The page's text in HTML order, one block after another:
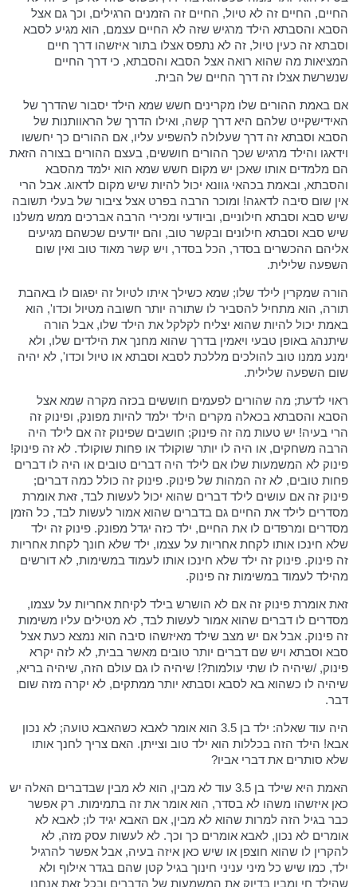
החיים, החיים זה לא טיול, החיים זה הזמנים הרגילים, וכך גם אצל
הסבא והסבתא הילד מרגיש שזה לא החיים עצמם, הוא מגיע לסבא
וסבתא זה כעין טיול, זה לא נתפס אצלו בתור איזשהו דרך חיים
המציאות מה שהוא רואה אצל הסבא והסבתא, כי דרך החיים
שנשרשת אצלו זה דרך החיים של הבית.
אם באמת ההורים שלו מקרינים חשש שמא הילד יסבור שהדרך של
האידישקייט שלהם היא דרך קשה, ואילו הדרך של הראוותנות של
הסבא וסבתא זה דרך שעלולה להשפיע עליו, אם ההורים כך יחששו
וידאגו והילד מרגיש שכך ההורים חוששים, בעצם ההורים בצורה הזאת
הם מלמדים אותו שאכן יש מקום חשש שמא הוא ילמד מהסבא
והסבתא, ובאמת בכהאי גוונא יכול להיות שיש מקום לדאוג. אבל הרי
אין שום סיבה לדאגה! ומוכר הרבה בפרט אצל ציבור של בעלי תשובה
שיש סבא וסבתא חילוניים, וביודעי ומכירי הרבה אברכים ממש משלנו
שיש סבא וסבתא חילונים ובקשר טוב, והם יודעים שכשהם מגיעים
אליהם ההכשרים בסדר, הכל בסדר, ויש קשר מאוד טוב ואין שום
השפעה שלילית.
הורה שמקרין לילד שלו; שמא כשילך איתו לטיול זה יפגום לו באהבת
תורה, הוא מתחיל להסביר לו שתורה יותר חשובה מטיול וכדו', הוא
באמת יכול להיות שהוא יצליח לקלקל את הילד שלו, אבל הורה
שיתנהג באופן טבעי ויאמין בדרך שהוא מחנך את הילדים שלו, ולא
ימנע ממנו טוב להולכים מללכת לסבא וסבתא או טיול וכדו', לא יהיה
שום השפעה שלילית.
ראוי לדעת; מה שהורים לפעמים חוששים בכזה מקרה שמא אצל
הסבא והסבתא בכאלה מקרים הילד ילמד להיות מפונק, ופינוק זה
הרי בעיה! יש טעות מה זה פינוק; חושבים שפינוק זה אם לילד היה
הרבה משחקים, או היה לו יותר שוקולד או פחות שוקולד. לא זה פינוק!
פינוק לא המשמעות שלו אם לילד היה דברים טובים או היה לו דברים
פחות טובים, לא זה המהות של פינוק. פינוק זה כולל כמה דברים;
פינוק זה אם עושים לילד דברים שהוא יכול לעשות לבד, זאת אומרת
מסדרים לילד את החיים גם בדברים שהוא אמור לעשות לבד, כל הזמן
מסדרים ומרפדים לו את החיים, ילד כזה יגדל מפונק. פינוק זה ילד
שלא חינכו אותו לקחת אחריות על עצמו, ילד שלא חונך לקחת אחריות
זה פינוק. פינוק זה ילד שלא חינכו אותו לעמוד במשימות, לא דורשים
מהילד לעמוד במשימות זה פינוק.
זאת אומרת פינוק זה אם לא הושרש בילד לקיחת אחריות על עצמו,
מסדרים לו דברים שהוא אמור לעשות לבד, לא מטילים עליו משימות
זה פינוק. אבל אם יש מצב שילד מאיזשהו סיבה הוא נמצא כעת אצל
סבא וסבתא ויש שם דברים יותר טובים מאשר בבית, לא לזה יקרא
פינוק, /שיהיה לו שתי עולמות?! שיהיה לו גם עולם הזה, שיהיה בריא,
שיהיה לו כשהוא בא לסבא וסבתא יותר ממתקים, לא יקרה מזה שום
דבר.
היה עוד שאלה: ילד בן 3.5 הוא אומר לאבא כשהאבא טועה; לא נכון
אבא! הילד הזה בכללות הוא ילד טוב וצייתן. האם צריך לחנך אותו
שלא סותרים את דברי אביו?
האמת היא שילד בן 3.5 עוד לא מבין, הוא לא מבין שבדברים האלה יש
כאן איזשהו משהו לא בסדר, הוא אומר את זה בתמימות. רק אפשר
כבר בגיל הזה למרות שהוא לא מבין, אם האבא יגיד לו; לאבא לא
אומרים לא נכון, לאבא אומרים כך וכך. לא לעשות עסק מזה, לא
להקרין לו שהוא חוצפן או שיש כאן איזה בעיה, אבל אפשר להרגיל
ילד, כמו שיש כל מיני עניני חינוך בגיל קטן שהם בגדר אילוף ולא
שהילד חי ומבין בדיוק את המשמעות של הדברים ובכל זאת אנחנו